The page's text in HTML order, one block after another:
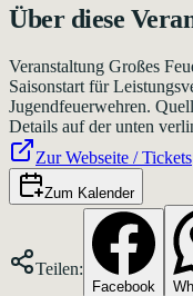
Über diese
Veranstaltung Großes
Saisonstart für
Jugendfeuerwehren.
Details auf der unten
Zur Webseite / Tickets
Zum Kalender
Teilen:
Facebook